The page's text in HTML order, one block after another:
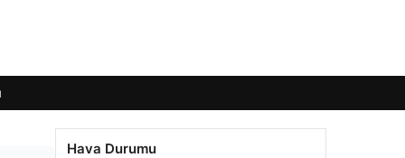
Hava Durumu